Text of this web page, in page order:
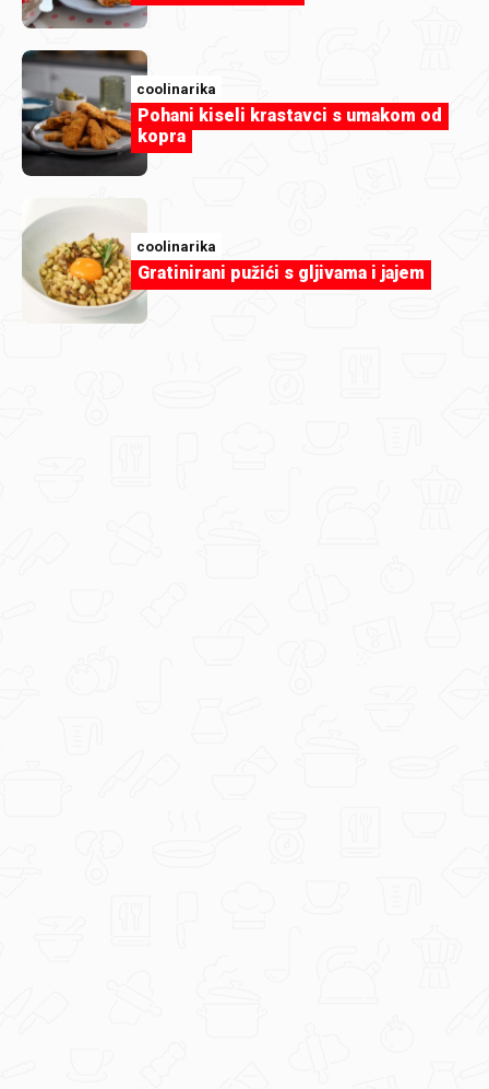
coolinarika
Čokolino Plus tart
coolinarika
Pohani kiseli krastavci s umakom od
kopra
coolinarika
Gratinirani pužići s gljivama i jajem